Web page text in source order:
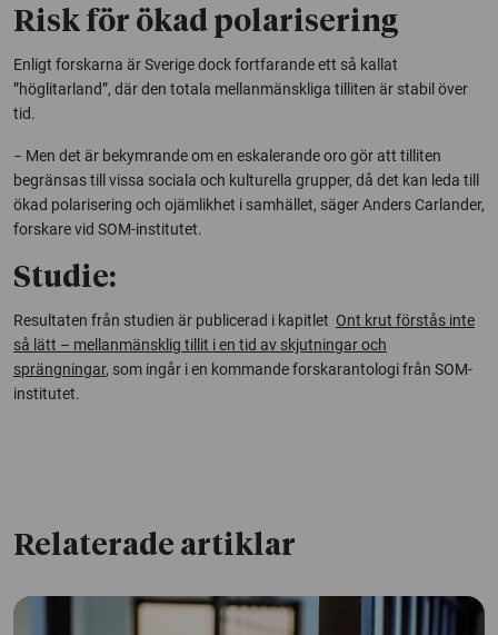
Risk för ökad polarisering
Enligt forskarna är Sverige dock fortfarande ett så kallat
”höglitarland”, där den totala mellanmänskliga tilliten är stabil över
tid.
− Men det är bekymrande om en eskalerande oro gör att tilliten
begränsas till vissa sociala och kulturella grupper, då det kan leda till
ökad polarisering och ojämlikhet i samhället, säger Anders Carlander,
forskare vid SOM-institutet.
Studie:
Resultaten från studien är publicerad i kapitlet Ont krut förstås inte
så lätt – mellanmänsklig tillit i en tid av skjutningar och
sprängningar, som ingår i en kommande forskarantologi från SOM-
institutet.
Relaterade artiklar